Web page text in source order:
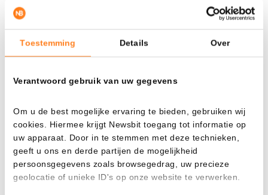
Toestemming Details Over
Verantwoord gebruik van uw gegevens
Om u de best mogelijke ervaring te bieden, gebruiken wij
cookies. Hiermee krijgt Newsbit toegang tot informatie op
uw apparaat. Door in te stemmen met deze technieken,
geeft u ons en derde partijen de mogelijkheid
persoonsgegevens zoals browsegedrag, uw precieze
geolocatie of unieke ID's op onze website te verwerken.
La tensión en el mercado está en aumento. XRP se ha
estado moviendo dentro de un estrecho rango durante
semanas, y se anticipaba una ruptura. Esta nueva señal
podría ser el empuje que muchos traders estaban
¿Qué puedes hacer ahora?
La cautela sigue siendo necesaria. Una sola señal rara vez es
suficiente. Sin embargo, la combinación de soporte técnico,
creciente atención en las redes sociales y este indicador
hace que valga la pena vigilar de cerca a XRP.